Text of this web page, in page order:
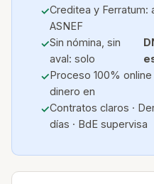
Creditea y Ferratum:
ASNEF
Sin nómina, sin
aval: solo
Proceso 100%
dinero en
Contratos claros ·
días · BdE supervisa